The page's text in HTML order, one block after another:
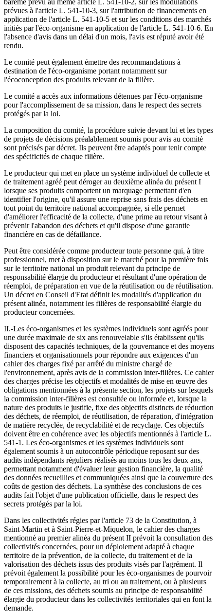
barème prévu au même article L. 541-10-2, sur les modulations
prévues à l'article L. 541-10-3, sur l'attribution de financements en
application de l'article L. 541-10-5 et sur les conditions des marchés
initiés par l'éco-organisme en application de l'article L. 541-10-6. En
l'absence d'avis dans un délai d'un mois, l'avis est réputé avoir été
rendu.
Le comité peut également émettre des recommandations à
destination de l'éco-organisme portant notamment sur
l'écoconception des produits relevant de la filière.
Le comité a accès aux informations détenues par l'éco-organisme
pour l'accomplissement de sa mission, dans le respect des secrets
protégés par la loi.
La composition du comité, la procédure suivie devant lui et les types
de projets de décisions préalablement soumis pour avis au comité
sont précisés par décret. Ils peuvent être adaptés pour tenir compte
des spécificités de chaque filière.
Le producteur qui met en place un système individuel de collecte et
de traitement agréé peut déroger au deuxième alinéa du présent I
lorsque ses produits comportent un marquage permettant d'en
identifier l'origine, qu'il assure une reprise sans frais des déchets en
tout point du territoire national accompagnée, si elle permet
d'améliorer l'efficacité de la collecte, d'une prime au retour visant à
prévenir l'abandon des déchets et qu'il dispose d'une garantie
financière en cas de défaillance.
Peut être considérée comme producteur toute personne qui, à titre
professionnel, met à disposition sur le marché pour la première fois
sur le territoire national un produit relevant du principe de
responsabilité élargie du producteur et résultant d'une opération de
réemploi, de préparation en vue de la réutilisation ou de réutilisation.
Un décret en Conseil d'Etat définit les modalités d'application du
présent alinéa, notamment les filières de responsabilité élargie du
producteur concernées.
II.-Les éco-organismes et les systèmes individuels sont agréés pour
une durée maximale de six ans renouvelable s'ils établissent qu'ils
disposent des capacités techniques, de la gouvernance et des moyens
financiers et organisationnels pour répondre aux exigences d'un
cahier des charges fixé par arrêté du ministre chargé de
l'environnement, après avis de la commission inter-filières. Ce cahier
des charges précise les objectifs et modalités de mise en œuvre des
obligations mentionnées à la présente section, les projets sur lesquels
la commission inter-filières est consultée ou informée et, lorsque la
nature des produits le justifie, fixe des objectifs distincts de réduction
des déchets, de réemploi, de réutilisation, de réparation, d'intégration
de matière recyclée, de recyclabilité et de recyclage. Ces objectifs
doivent être en cohérence avec les objectifs mentionnés à l'article L.
541-1. Les éco-organismes et les systèmes individuels sont
également soumis à un autocontrôle périodique reposant sur des
audits indépendants réguliers réalisés au moins tous les deux ans,
permettant notamment d'évaluer leur gestion financière, la qualité
des données recueillies et communiquées ainsi que la couverture des
coûts de gestion des déchets. La synthèse des conclusions de ces
audits fait l'objet d'une publication officielle, dans le respect des
secrets protégés par la loi.
Dans les collectivités régies par l'article 73 de la Constitution, à
Saint-Martin et à Saint-Pierre-et-Miquelon, le cahier des charges
mentionné au premier alinéa du présent II prévoit la consultation des
collectivités concernées, pour un déploiement adapté à chaque
territoire de la prévention, de la collecte, du traitement et de la
valorisation des déchets issus des produits visés par l'agrément. Il
prévoit également la possibilité pour les éco-organismes de pourvoir
temporairement à la collecte, au tri ou au traitement, ou à plusieurs
de ces missions, des déchets soumis au principe de responsabilité
élargie du producteur dans les collectivités territoriales qui en font la
demande.